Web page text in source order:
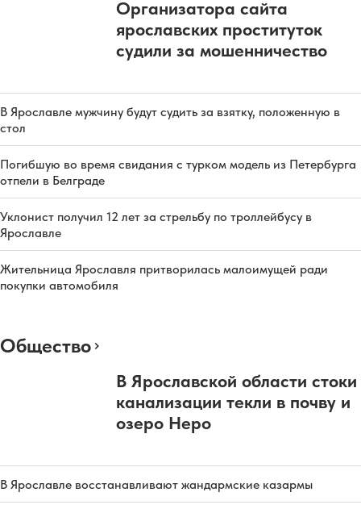
Организатора сайта
ярославских проституток
судили за мошенничество
В Ярославле мужчину будут судить за взятку, положенную в
стол
Погибшую во время свидания с турком модель из Петербурга
отпели в Белграде
Уклонист получил 12 лет за стрельбу по троллейбусу в
Ярославле
Жительница Ярославля притворилась малоимущей ради
покупки автомобиля
Общество
В Ярославской области стоки
канализации текли в почву и
озеро Неро
В Ярославле восстанавливают жандармские казармы